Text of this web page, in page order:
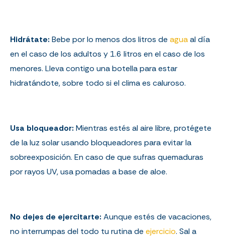
Hidrátate: Bebe por lo menos dos litros de aguaal día
en el caso de los adultos y 1.6 litros en el caso de los
menores. Lleva contigo una botella para estar
hidratándote, sobre todo si el clima es caluroso.
Usa bloqueador: Mientras estés al aire libre, protégete
de la luz solar usando bloqueadores para evitar la
sobreexposición. En caso de que sufras quemaduras
por rayos UV, usa pomadas a base de aloe.
No dejes de ejercitarte: Aunque estés de vacaciones,
no interrumpas del todo tu rutina de ejercicio. Sal a